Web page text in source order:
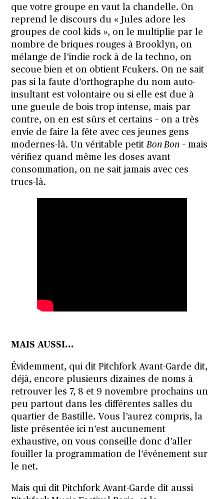
que votre groupe en vaut la chandelle. On
reprend le discours du « Jules adore les
groupes de cool kids », on le multiplie par le
nombre de briques rouges à Brooklyn, on
mélange de l’indie rock à de la techno, on
secoue bien et on obtient Fcukers. On ne sait
pas si la faute d’orthographe du nom auto-
insultant est volontaire ou si elle est due à
une gueule de bois trop intense, mais par
contre, on en est sûrs et certains – on a très
envie de faire la fête avec ces jeunes gens
modernes-là. Un véritable petitBon Bon – mais
vérifiez quand même les doses avant
consommation, on ne sait jamais avec ces
trucs-là.
MAIS AUSSI…
Évidemment, qui dit Pitchfork Avant-Garde dit,
déjà, encore plusieurs dizaines de noms à
retrouver les 7, 8 et 9 novembre prochains un
peu partout dans les différentes salles du
quartier de Bastille. Vous l’aurez compris, la
liste présentée ici n’est aucunement
exhaustive, on vous conseille donc d’aller
fouiller la programmation de l’événement sur
le net.
Mais qui dit Pitchfork Avant-Garde dit aussi